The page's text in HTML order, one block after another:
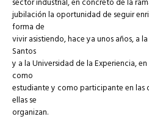
sector industrial, en concreto de la
jubilación la oportunidad de seguir
forma de
vivir asistiendo, hace ya unos años, a
Santos
y a la Universidad de la Experiencia,
como
estudiante y como participante en las
ellas se
organizan.